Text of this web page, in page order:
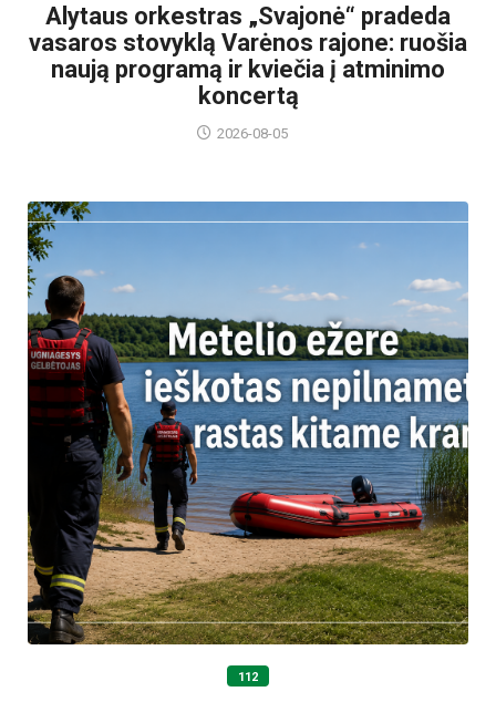
Alytaus orkestras „Svajonė“ pradeda
vasaros stovyklą Varėnos rajone: ruošia
naują programą ir kviečia į atminimo
koncertą
2026-08-05
112